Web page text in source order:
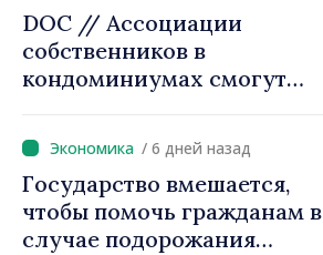
DOC // Ассоциации
собственников в
кондоминиумах смогут
повышение
энергоэффективности
многоквартирных домов
/ 6 дней назад
Государство вмешается,
чтобы помочь гражданам в
случае подорожания